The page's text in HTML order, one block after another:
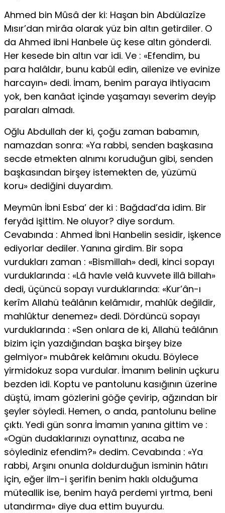
Ahmed bin Mûsâ der ki: Haşan bin Abdülazîze
Mısır’dan mirâa ola­rak yüz bin altın getirdiler. O
da Ahmed ibni Hanbele üç kese altın gön­derdi.
Her kesede bin altın var idi. Ve : «Efendim, bu
para halâldır, bunu kabûl edin, ailenize ve evinize
harcayın» dedi. İmam, benim paraya ihti­yacım
yok, ben kanâat içinde yaşamayı severim deyip
paraları almadı.
Oğlu Abdullah der ki, çoğu zaman babamın,
namazdan sonra: «Ya rabbi, senden başkasına
secde etmekten alnımı koruduğun gibi, senden
başkasından birşey istemekten de, yüzümü
koru» dediğini duyardım.
Meymûn İbni Esba’ der ki : Bağdad’da idim. Bir
feryâd işittim. Ne oluyor? diye sordum.
Cevabında : Ahmed İbni Hanbelin sesidir, işkence
ediyorlar dediler. Yanına girdim. Bir sopa
vurdukları zaman : «Bismillah» dedi, kinci sopayı
vurduklarında : «Lâ havle velâ kuvvete illâ billah»
dedi, üçüncü sopayı vurduklarında: «Kur’ân-ı
kerîm Allahü teâlânın kelâmıdır, mahlûk değildir,
mahlûktur denemez» dedi. Dördüncü sopayı
vurdukla­rında : «Sen onlara de ki, Allahü teâlânın
bizim için yazdığından başka birşey bize
gelmiyor» mubârek kelâmını okudu. Böylece
yirmidokuz sopa vurdular. İmanım belinin uçkuru
bezden idi. Koptu ve pantolunu kasığının üzerine
düştü, imam gözlerini göğe çevirip, ağzından bir
şeyler söyledi. Hemen, o anda, pantolunu beline
çıktı. Yedi gün sonra İmamın yanına git­tim ve :
«Ogün dudaklarınızı oynattınız, acaba ne
söylediniz efendim?» dedim. Cevabında : «Ya
rabbi, Arşını onunla doldurduğun isminin hâtırı
için, eğer ilm-i şerifin benim haklı olduğuma
müteallik ise, benim hayâ perdemi yırtma, beni
utandırma» diye dua ettim buyurdu.